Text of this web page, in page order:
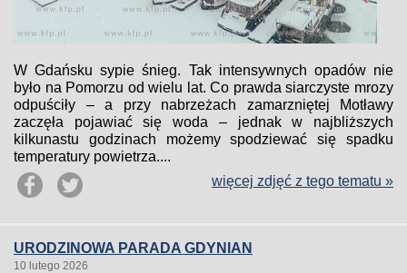
W Gdańsku sypie śnieg. Tak intensywnych opadów nie
było na Pomorzu od wielu lat. Co prawda siarczyste mrozy
odpuściły – a przy nabrzeżach zamarzniętej Motławy
zaczęła pojawiać się woda – jednak w najbliższych
kilkunastu godzinach możemy spodziewać się spadku
temperatury powietrza....
więcej zdjęć z tego tematu »
URODZINOWA PARADA GDYNIAN
10 lutego 2026